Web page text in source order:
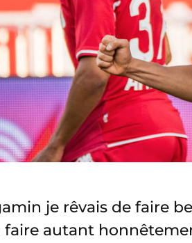
je rêvais de faire
faire autant